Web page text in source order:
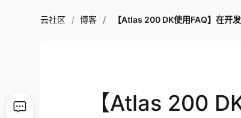
云社区 博客 【Atlas 200 DK使用FAQ】在开发者板上无法ping域名，但
【Atlas 200